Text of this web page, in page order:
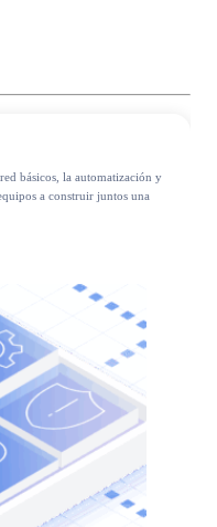
básicos, la automatización y
a construir juntos una